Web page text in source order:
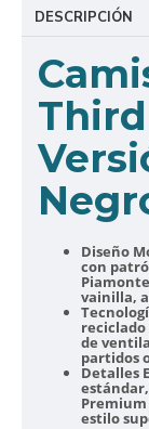
DESCRIPCIÓN
Diseño
con
vainilla,
reciclado
de
partidos
Detalles
estilo